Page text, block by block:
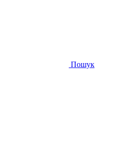
Пошук